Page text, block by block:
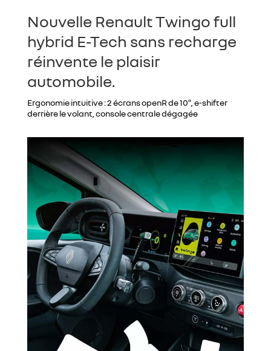
Nouvelle Renault Twingo full
hybrid E-Tech sans recharge
réinvente le plaisir
automobile.
Ergonomie intuitive : 2 écrans openR de 10″, e-shifter
derrière le volant, console centrale dégagée